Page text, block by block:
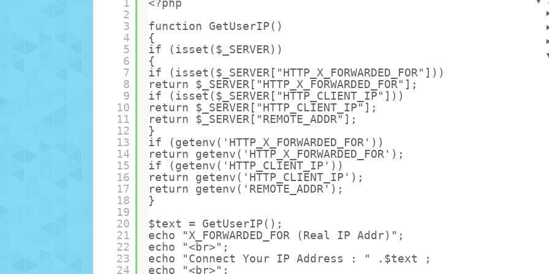
1
2
3
4
5
6
7
8
9
10
11
12
13
14
15
16
17
18
19
20
21
22
23
24
<?php
function GetUserIP()
{
if (isset($_SERVER))
{
if (isset($_SERVER["HTTP_X_FORWARDED_FOR"]))
return $_SERVER["HTTP_X_FORWARDED_FOR"];
if (isset($_SERVER["HTTP_CLIENT_IP"]))
return $_SERVER["HTTP_CLIENT_IP"];
return $_SERVER["REMOTE_ADDR"];
}
if (getenv('HTTP_X_FORWARDED_FOR'))
return getenv('HTTP_X_FORWARDED_FOR');
if (getenv('HTTP_CLIENT_IP'))
return getenv('HTTP_CLIENT_IP');
return getenv('REMOTE_ADDR');
}
$text = GetUserIP();
echo "X_FORWARDED_FOR (Real IP Addr)";
echo "<br>";
echo "Connect Your IP Address : " .$text ;
echo "<br>";